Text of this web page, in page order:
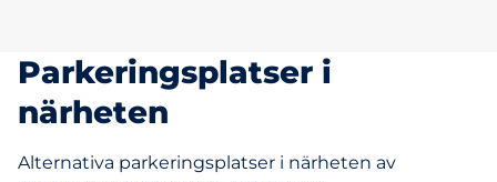
Parkeringsplatser i
närheten
Alternativa parkeringsplatser i närheten av